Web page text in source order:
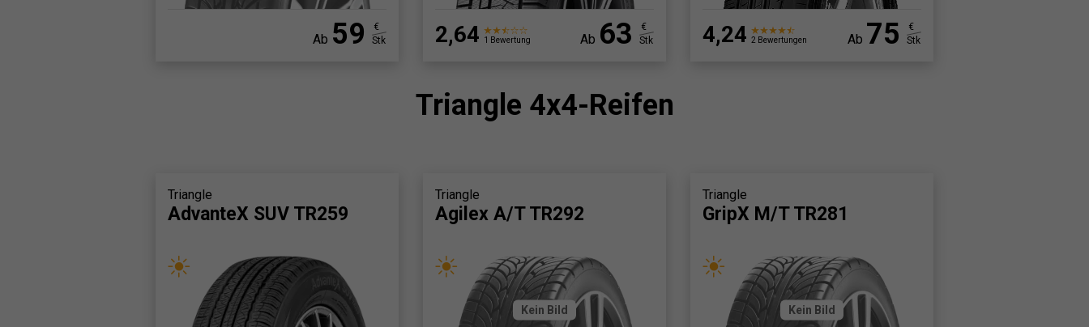
Ab 59
€
Stk
2,64 1 Bewertung Ab 63
€
Stk
4,24 2 Bewertungen Ab 75
€
Stk
Triangle 4x4-Reifen
Triangle
AdvanteX SUV TR259
Triangle
Agilex A/T TR292
Kein Bild
Triangle
GripX M/T TR281
Kein Bild